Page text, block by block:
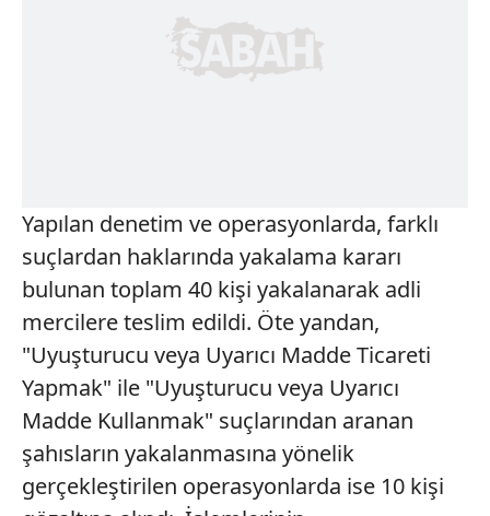
Yapılan denetim ve operasyonlarda, farklı
suçlardan haklarında yakalama kararı
bulunan toplam 40 kişi yakalanarak adli
mercilere teslim edildi. Öte yandan,
"Uyuşturucu veya Uyarıcı Madde Ticareti
Yapmak" ile "Uyuşturucu veya Uyarıcı
Madde Kullanmak" suçlarından aranan
şahısların yakalanmasına yönelik
gerçekleştirilen operasyonlarda ise 10 kişi